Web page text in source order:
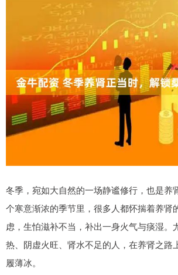
冬季，宛如大自然的一场静谧修行，也是养
个寒意渐浓的季节里，很多人都怀揣着养肾
虑，生怕滋补不当，补出一身火气与痰湿。
热、阴虚火旺、肾水不足的人，在养肾之路
履薄冰。